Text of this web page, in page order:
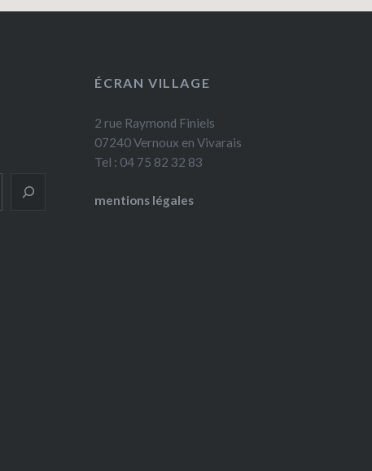
ÉCRAN VILLAGE
2 rue Raymond Finiels
07240 Vernoux en Vivarais
Tel : 04 75 82 32 83
mentions légales